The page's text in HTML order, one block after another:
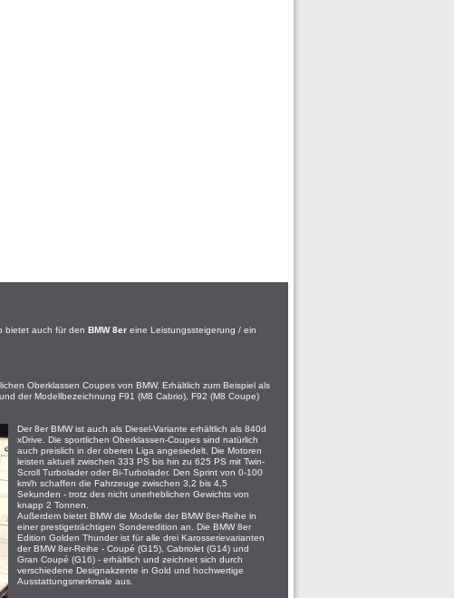
bietet auch für den BMW 8er eine Leistungssteigerung / ein
Oberklassen Coupes von BMW. Erhältlich zum Beispiel als
der Modellbezeichnung F91 (M8 Cabrio), F92 (M8 Coupe)
Der 8er BMW ist auch als Diesel-Variante erhältlich als 840d
xDrive. Die sportlichen Oberklassen-Coupes sind natürlich
auch preislich in der oberen Liga angesiedelt. Die Motoren
leisten aktuell zwischen 333 PS bis hin zu 625 PS mit Twin-
Scroll Turbolader oder Bi-Turbolader. Den Sprint von 0-100
km/h schaffen die Fahrzeuge zwischen 3,2 bis 4,5
Sekunden - trotz des nicht unerheblichen Gewichts von
knapp 2 Tonnen.
Außerdem bietet BMW die Modelle der BMW 8er-Reihe in
einer prestigeträchtigen Sonderedition an. Die BMW 8er
Edition Golden Thunder ist für alle drei Karosserievarianten
der BMW 8er-Reihe - Coupé (G15), Cabriolet (G14) und
Gran Coupé (G16) - erhältlich und zeichnet sich durch
verschiedene Designakzente in Gold und hochwertige
Ausstattungsmerkmale aus.